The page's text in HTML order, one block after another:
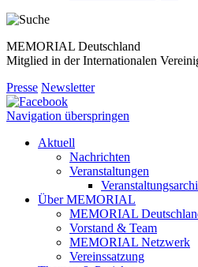
MEMORIAL Deutschland
Mitglied in der Internationalen
Presse Newsletter
Navigation überspringen
Aktuell
Nachrichten
Veranstaltungen
Über MEMORIAL
MEMORIAL
Vorstand & Team
MEMORIAL Netzwerk
Vereinssatzung